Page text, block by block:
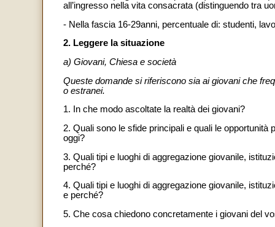
all’ingresso nella vita consacrata (distinguendo tra
- Nella fascia 16-29anni, percentuale di: studenti,
2. Leggere la situazione
a) Giovani, Chiesa e società
Queste domande si riferiscono sia ai giovani che
o estranei.
1. In che modo ascoltate la realtà dei giovani?
2. Quali sono le sfide principali e quali le
oggi?
3. Quali tipi e luoghi di aggregazione giovanile,
perché?
4. Quali tipi e luoghi di aggregazione giovanile,
e perché?
5. Che cosa chiedono concretamente i giovani del